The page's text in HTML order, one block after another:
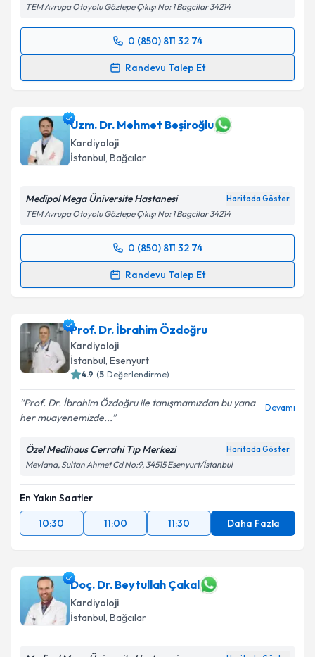
TEM Avrupa Otoyolu Göztepe Çıkışı No: 1 Bagcilar 34214
0 (850) 811 32 74
Randevu Talep Et
Randevu Takvimi Talebi
takvim hazırlandığında e-posta ile bilgilendireceğiz.
E-posta Adresiniz
Kişisel verilerimin işlenmesine ilişkinAydınlatma
Metni'ni okudum ve kişisel verilerimin belirtilen
kapsamda işlenmesini kabul ediyorum.
Takvim Talebini Gönder
Uzm. Dr. Mehmet Beşiroğlu
Kardiyoloji
İstanbul, Bağcılar
Medipol Mega Üniversite Hastanesi Haritada Göster
TEM Avrupa Otoyolu Göztepe Çıkışı No: 1 Bagcilar 34214
0 (850) 811 32 74
Randevu Talep Et
Randevu Takvimi Talebi
için bir takvim hazırlandığında e-posta ile
bilgilendireceğiz.
E-posta Adresiniz
Metni'ni okudum ve kişisel verilerimin belirtilen
kapsamda işlenmesini kabul ediyorum.
Takvim Talebini Gönder
Prof. Dr. İbrahim Özdoğru
Kardiyoloji
İstanbul, Esenyurt
4.9 (5 Değerlendirme)
Prof. Dr. İbrahim Özdoğru ile tanışmamızdan bu yana
her muayenemizde...
Devamı
Özel Medihaus Cerrahi Tıp Merkezi Haritada Göster
Mevlana, Sultan Ahmet Cd No:9, 34515 Esenyurt/İstanbul
En Yakın Saatler
10:30
11:00 11:30 Daha Fazla
Doç. Dr. Beytullah Çakal
Kardiyoloji
İstanbul, Bağcılar